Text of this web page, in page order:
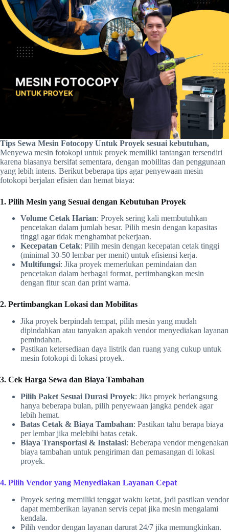
Tips Sewa Mesin Fotocopy Untuk Proyek sesuai kebutuhan,
Menyewa mesin fotokopi untuk proyek memiliki tantangan tersendiri
karena biasanya bersifat sementara, dengan mobilitas dan penggunaan
yang lebih intens. Berikut beberapa tips agar penyewaan mesin
fotokopi berjalan efisien dan hemat biaya:
1. Pilih Mesin yang Sesuai dengan Kebutuhan Proyek
Volume Cetak Harian: Proyek sering kali membutuhkan
pencetakan dalam jumlah besar. Pilih mesin dengan kapasitas
tinggi agar tidak menghambat pekerjaan.
Kecepatan Cetak: Pilih mesin dengan kecepatan cetak tinggi
(minimal 30-50 lembar per menit) untuk efisiensi kerja.
Multifungsi: Jika proyek memerlukan pemindaian dan
pencetakan dalam berbagai format, pertimbangkan mesin
dengan fitur scan dan print warna.
2. Pertimbangkan Lokasi dan Mobilitas
Jika proyek berpindah tempat, pilih mesin yang mudah
dipindahkan atau tanyakan apakah vendor menyediakan layanan
pemindahan.
Pastikan ketersediaan daya listrik dan ruang yang cukup untuk
mesin fotokopi di lokasi proyek.
3. Cek Harga Sewa dan Biaya Tambahan
Pilih Paket Sesuai Durasi Proyek: Jika proyek berlangsung
hanya beberapa bulan, pilih penyewaan jangka pendek agar
lebih hemat.
Batas Cetak & Biaya Tambahan: Pastikan tahu berapa biaya
per lembar jika melebihi batas cetak.
Biaya Transportasi & Instalasi: Beberapa vendor mengenakan
biaya tambahan untuk pengiriman dan pemasangan di lokasi
proyek.
4. Pilih Vendor yang Menyediakan Layanan Cepat
Proyek sering memiliki tenggat waktu ketat, jadi pastikan vendor
dapat memberikan layanan servis cepat jika mesin mengalami
kendala.
Pilih vendor dengan layanan darurat 24/7 jika memungkinkan.